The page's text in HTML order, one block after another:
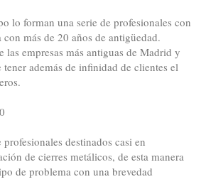
una serie de profesionales con
más de 20 años de antigüedad.
las empresas más antiguas de Madrid y
además de infinidad de clientes el
destinados casi en
de cierres metálicos, de esta manera
de problema con una brevedad